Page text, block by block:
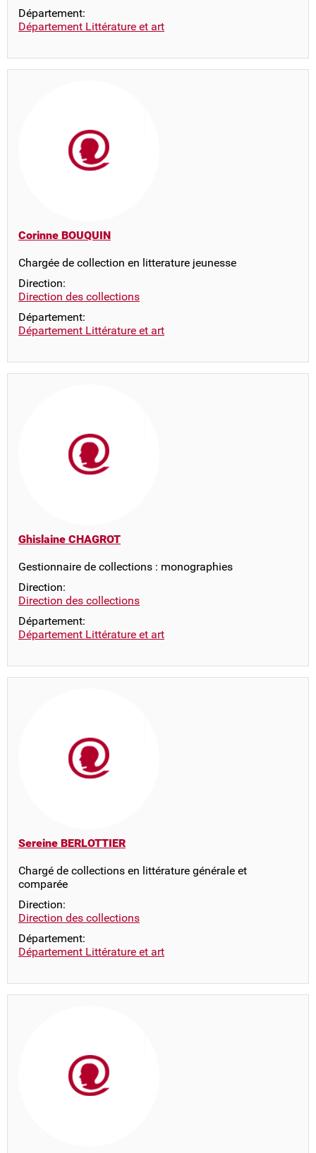
Département:
Département Littérature et art
Corinne BOUQUIN
Chargée de collection en litterature jeunesse
Direction:
Direction des collections
Département:
Département Littérature et art
Ghislaine CHAGROT
Gestionnaire de collections : monographies
Direction:
Direction des collections
Département:
Département Littérature et art
Sereine BERLOTTIER
Chargé de collections en littérature générale et
comparée
Direction:
Direction des collections
Département:
Département Littérature et art